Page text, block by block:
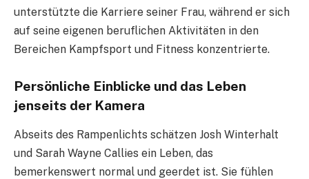
unterstützte die Karriere seiner Frau, während er sich
auf seine eigenen beruflichen Aktivitäten in den
Bereichen Kampfsport und Fitness konzentrierte.
Persönliche Einblicke und das Leben
jenseits der Kamera
Abseits des Rampenlichts schätzen Josh Winterhalt
und Sarah Wayne Callies ein Leben, das
bemerkenswert normal und geerdet ist. Sie fühlen